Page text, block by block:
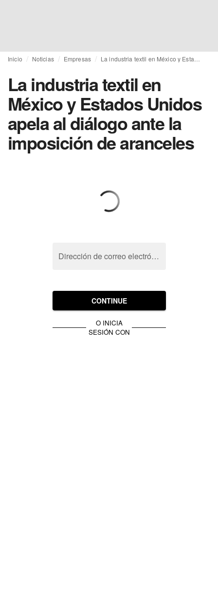
Inicio Noticias Empresas
La industria textil en
México y Estados Unidos
apela al diálogo ante la
imposición de aranceles
Dirección de correo electrónico
CONTINUE
O INICIA
SESIÓN CON